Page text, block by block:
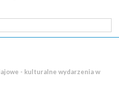
- kulturalne wydarzenia w